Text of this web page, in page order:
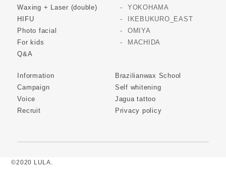
Waxing + Laser (double)
HIFU
Photo facial
For kids
Q&A
YOKOHAMA
IKEBUKURO_EAST
OMIYA
MACHIDA
Information
Campaign
Voice
Recruit
Brazilianwax School
Self whitening
Jagua tattoo
Privacy policy
©2020 LULA.